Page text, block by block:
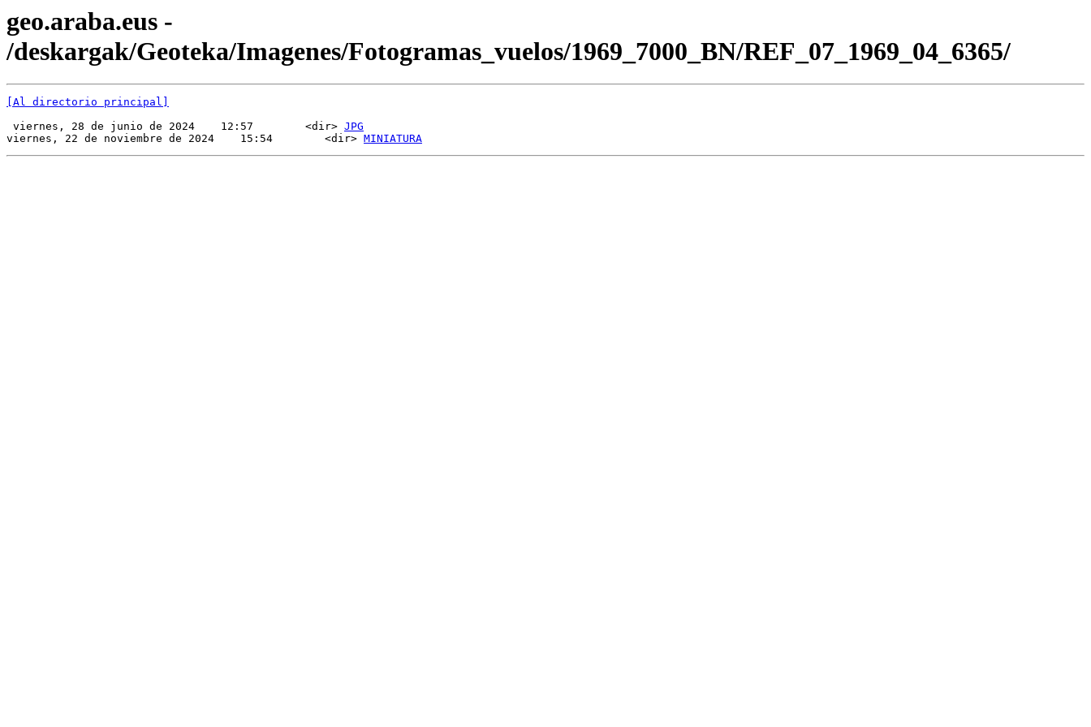
geo.araba.eus -
/deskargak/Geoteka/Imagenes/Fotogramas_vuelos/1969_7000_BN/REF_07_1969_04_6365/
[Al directorio principal]
viernes, 28 de junio de 2024    12:57        <dir> JPG
viernes, 22 de noviembre de 2024    15:54        <dir> MINIATURA